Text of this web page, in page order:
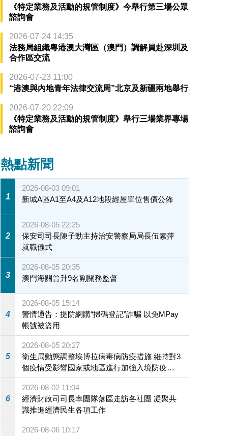
《特定業務及活動的規管制度》今舉行第三場公眾
諮詢會
2026-07-24 14:35
法務局組織粵港澳大灣區（澳門）調解員赴深圳及
合作區交流
2026-07-23 11:00
“港澳與內地青年法律交流周”北京及新疆兩地舉行
2026-07-20 22:09
《特定業務及活動的規管制度》舉行三場業界專場
諮詢會
熱點新聞
1
2026-08-03 09:01
新城A區A1至A4及A12地段經屋單位售價公佈
2
2026-08-05 22:25
保安司司長陳子勁主持治安警察局局長伍素萍
就職儀式
3
2026-08-05 20:35
澳門海關晉升9名副關務監督
4
2026-08-05 15:14
警情通告：提防網購“掃碼登記”詐騙 以免MPay
帳號被盜用
5
2026-08-05 20:27
衛生局動態調整埃博拉病毒病防疫措施 維持對3
個疫情受影響國家或地區進行加強入境防疫措
施
6
2026-08-02 11:04
經濟財政司司長率團隊落區走訪各社團 凝聚共
識推進經濟民生各項工作
2026-08-06 10:17